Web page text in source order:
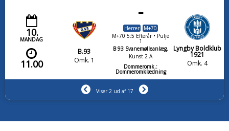
10.
MANDAG
11.00
B.93
Omk. 1
-
Herrer
M+70
M+70 5:5 Efterår • Pulje
1
B 93 Svanemølleanlæg.
Kunst 2 A
Dommeromk.:
Dommeromklædning
Lyngby Boldklub
1921
Omk. 4
Viser 2 ud af 17